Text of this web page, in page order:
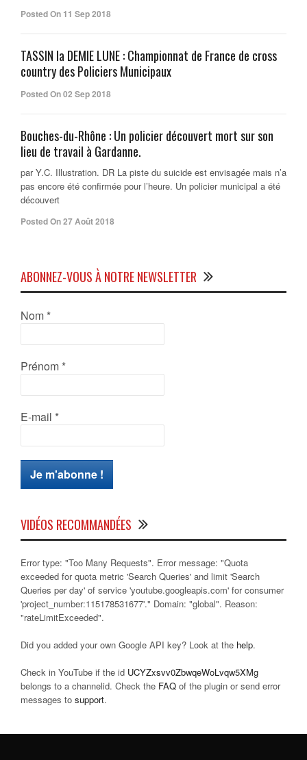
Posted On 11 Sep 2018
TASSIN la DEMIE LUNE : Championnat de France de cross
country des Policiers Municipaux
Posted On 02 Sep 2018
Bouches-du-Rhône : Un policier découvert mort sur son
lieu de travail à Gardanne.
par Y.C. Illustration. DR La piste du suicide est envisagée mais n’a
pas encore été confirmée pour l’heure. Un policier municipal a été
découvert
Posted On 27 Août 2018
ABONNEZ-VOUS À NOTRE NEWSLETTER
Nom *
Prénom *
E-mail *
VIDÉOS RECOMMANDÉES
Error type: "Too Many Requests". Error message: "Quota
exceeded for quota metric 'Search Queries' and limit 'Search
Queries per day' of service 'youtube.googleapis.com' for consumer
'project_number:115178531677'." Domain: "global". Reason:
"rateLimitExceeded".
Did you added your own Google API key? Look at the help.
Check in YouTube if the id UCYZxsvv0ZbwqeWoLvqw5XMg
belongs to a channelid. Check the FAQ of the plugin or send error
messages to support.